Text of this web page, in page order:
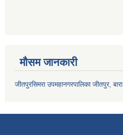
मौसम जानकारी
जीतपुरसिमरा उपमहानगरपालिका जीतपुर, बारा